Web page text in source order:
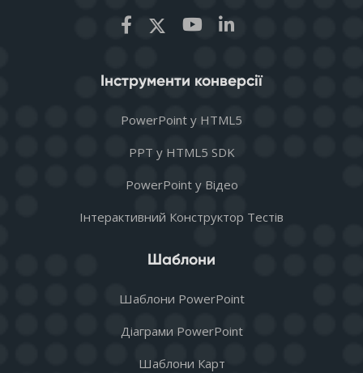
Інструменти конверсії
PowerPoint у HTML5
PPT у HTML5 SDK
PowerPoint у Відео
Інтерактивний Конструктор Тестів
Шаблони
Шаблони PowerPoint
Діаграми PowerPoint
Шаблони Карт